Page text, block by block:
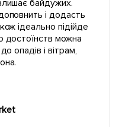
байдужих.
і додасть
ідеально підійде
достоїнств можна
опадів і вітрам,